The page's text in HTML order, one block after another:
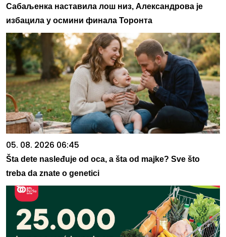
Сабаљенка наставила лош низ, Александрова је
избацила у осмини финала Торонта
05. 08. 2026 06:45
Šta dete nasleđuje od oca, a šta od majke? Sve što
treba da znate o genetici